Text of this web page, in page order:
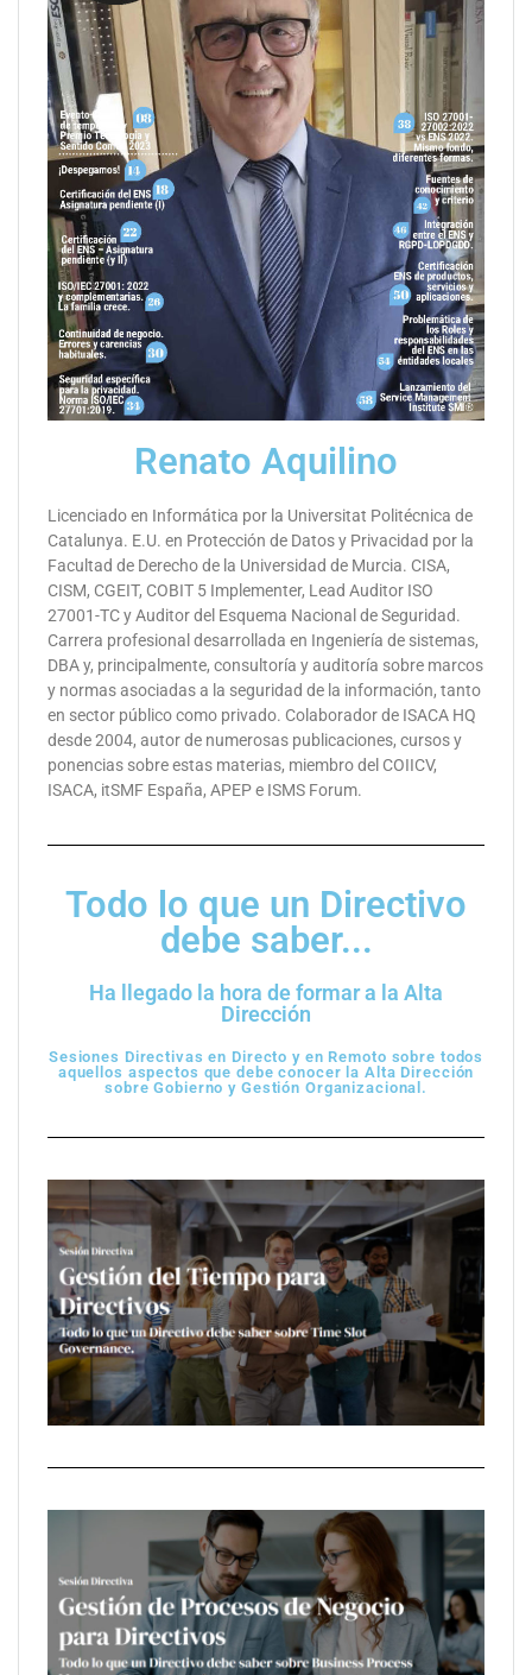
Renato Aquilino
Licenciado en Informática por la Universitat Politécnica de
Catalunya. E.U. en Protección de Datos y Privacidad por la
Facultad de Derecho de la Universidad de Murcia. CISA,
CISM, CGEIT, COBIT 5 Implementer, Lead Auditor ISO
27001-TC y Auditor del Esquema Nacional de Seguridad.
Carrera profesional desarrollada en Ingeniería de sistemas,
DBA y, principalmente, consultoría y auditoría sobre marcos
y normas asociadas a la seguridad de la información, tanto
en sector público como privado. Colaborador de ISACA HQ
desde 2004, autor de numerosas publicaciones, cursos y
ponencias sobre estas materias, miembro del COIICV,
ISACA, itSMF España, APEP e ISMS Forum.
Todo lo que un Directivo
debe saber...
Ha llegado la hora de formar a la Alta
Dirección
Sesiones Directivas en Directo y en Remoto sobre todos
aquellos aspectos que debe conocer la Alta Dirección
sobre Gobierno y Gestión Organizacional.